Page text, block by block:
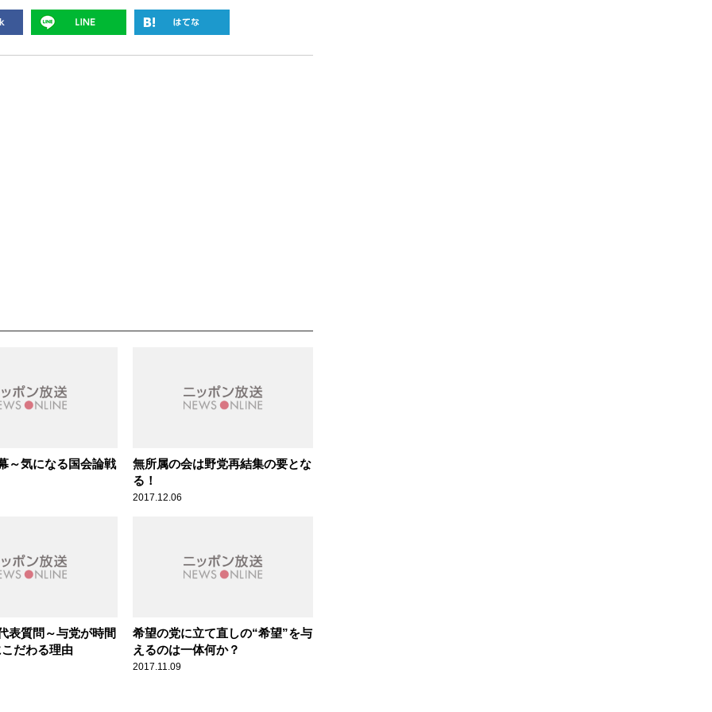
～気になる国会論戦
無所属の会は野党再結集の要とな
る！
2017.12.06
表質問～与党が時間
だわる理由
希望の党に立て直しの“希望”を与
えるのは一体何か？
2017.11.09